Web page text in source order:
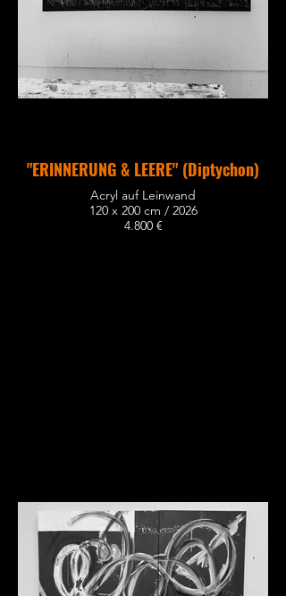
"ERINNERUNG & LEERE" (Diptychon)
Acryl auf Leinwand
120 x 200 cm / 2026
4.800 €